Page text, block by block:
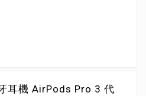
耳機 AirPods Pro 3 代